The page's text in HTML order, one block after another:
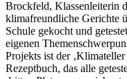
Brockfeld, Klassenleiterin
klimafreundliche Gerichte
Schule gekocht und
eigenen
Projekts ist der
Rezeptbuch, das alle